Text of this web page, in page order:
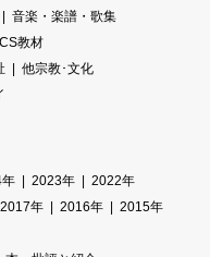
音楽・楽譜・歌集
教材
他宗教･文化
2023年
2022年
2017年 2016年
2015年